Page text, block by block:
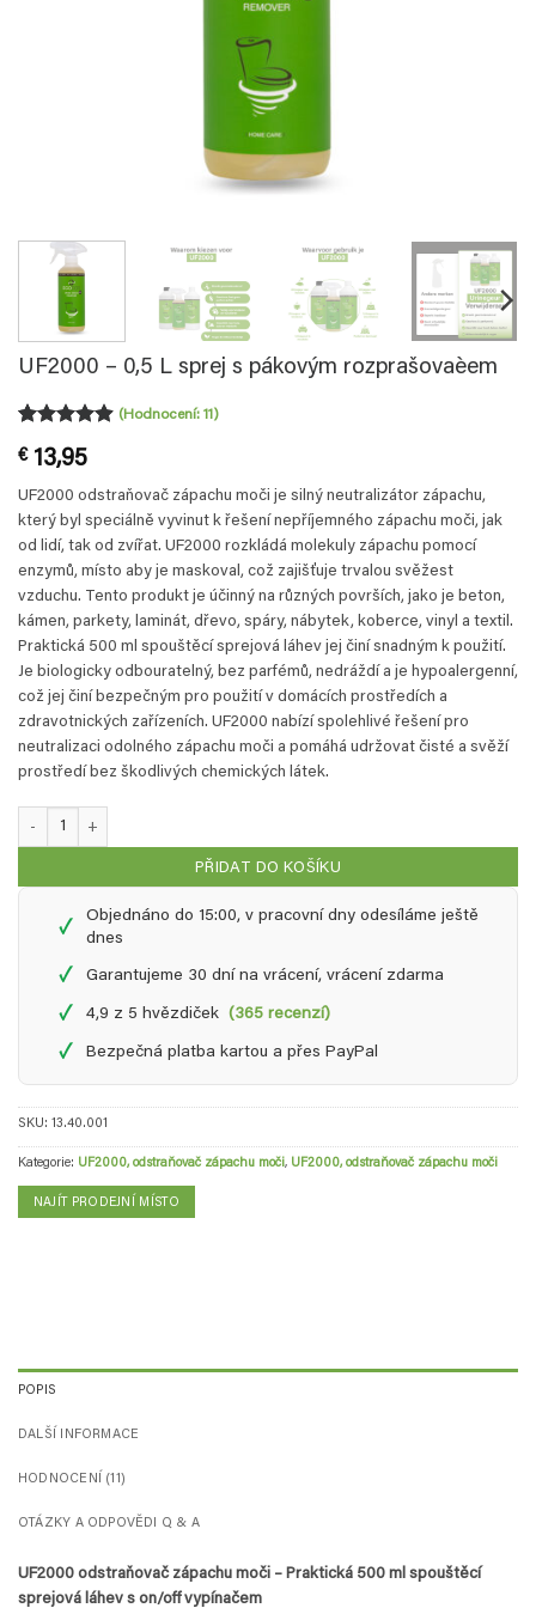
UF2000 – 0,5 L sprej s pákovým rozprašovaèem
Hodnoceno
4.91z 5
11
hodnocení
zákazníků
(Hodnocení: 11 )
€13,95
UF2000 odstraňovač zápachu moči je silný neutralizátor zápachu,
který byl speciálně vyvinut k řešení nepříjemného zápachu moči, jak
od lidí, tak od zvířat. UF2000 rozkládá molekuly zápachu pomocí
enzymů, místo aby je maskoval, což zajišťuje trvalou svěžest
vzduchu. Tento produkt je účinný na různých površích, jako je beton,
kámen, parkety, laminát, dřevo, spáry, nábytek, koberce, vinyl a textil.
Praktická 500 ml spouštěcí sprejová láhev jej činí snadným k použití.
Je biologicky odbouratelný, bez parfémů, nedráždí a je hypoalergenní,
což jej činí bezpečným pro použití v domácích prostředích a
zdravotnických zařízeních. UF2000 nabízí spolehlivé řešení pro
neutralizaci odolného zápachu moči a pomáhá udržovat čisté a svěží
prostředí bez škodlivých chemických látek.
PŘIDAT DO KOŠÍKU
✓
Objednáno do 15:00, v pracovní dny odesíláme ještě
dnes
✓ Garantujeme 30 dní na vrácení, vrácení zdarma
✓ 4,9 z 5 hvězdiček(365 recenzí)
✓ Bezpečná platba kartou a přes PayPal
SKU: 13.40.001
Kategorie: UF2000, odstraňovač zápachu moči, UF2000, odstraňovač zápachu moči
NAJÍT PRODEJNÍ MÍSTO
POPIS
DALŠÍ INFORMACE
HODNOCENÍ (11)
OTÁZKY A ODPOVĚDI Q & A
UF2000 odstraňovač zápachu moči – Praktická 500 ml spouštěcí
sprejová láhev s on/off vypínačem